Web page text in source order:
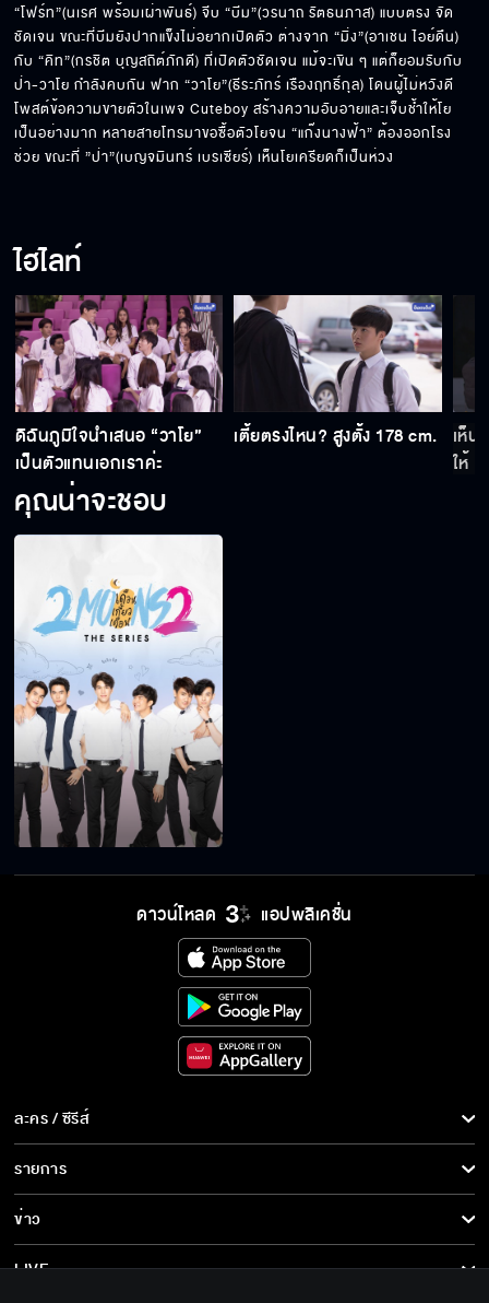
“โฟร์ท”(นเรศ พร้อมเผ่าพันธ์) จีบ “บีม”(วรนาถ รัตธนภาส) แบบตรง จัด
ชัดเจน ขณะที่บีมยังปากแข็งไม่อยากเปิดตัว ต่างจาก “มิ่ง”(อาเชน ไอย์ดึน)
กับ “คิท”(กรชิต บุญสถิต์ภักดี) ที่เปิดตัวชัดเจน แม้จะเขิน ๆ แต่ก็ยอมรับกับ
ป่า-วาโย กำลังคบกัน ฟาก “วาโย”(ธีระภัทร์ เรืองฤทธิ์กุล) โดนผู้ไม่หวังดี
โพสต์ข้อความขายตัวในเพจ Cuteboy สร้างความอับอายและเจ็บช้ำให้โย
เป็นอย่างมาก หลายสายโทรมาขอซื้อตัวโยจน “แก๊งนางฟ้า” ต้องออกโรง
ช่วย ขณะที่ ”ป่า”(เบญจมินทร์ เบรเซียร์) เห็นโยเครียดก็เป็นห่วง
ไฮไลท์
ดิฉันภูมิใจนำเสนอ “วาโย”
เป็นตัวแทนเอกเราค่ะ
เตี้ยตรงไหน? สูงตั้ง 178 cm.
เห็น
ให้
คุณน่าจะชอบ
ดาวน์โหลด แอปพลิเคชั่น
ละคร / ซีรีส์
ละคร/ซีรีส์
ซีรีส์นานาชาติ
การ์ตูน & เกม
รายการ
รายการทั้งหมด
ข่าว
ข่าวทั้งหมด
LIVE